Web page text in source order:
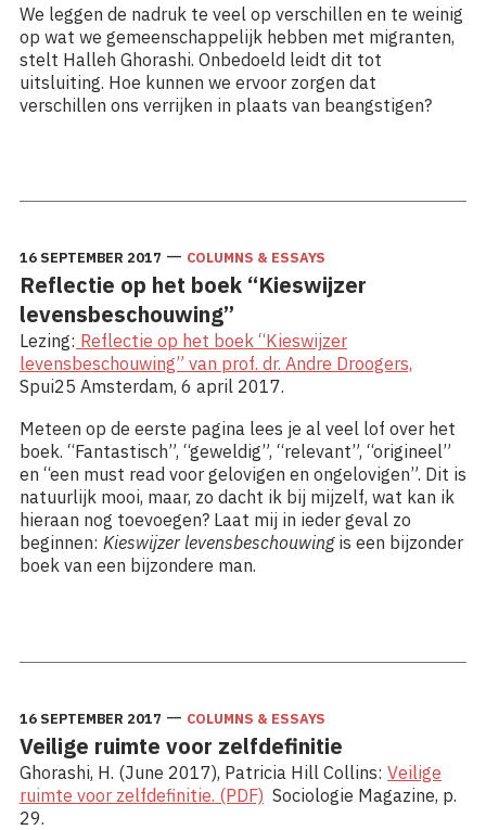
We leggen de nadruk te veel op verschillen en te weinig
op wat we gemeenschappelijk hebben met migranten,
stelt Halleh Ghorashi. Onbedoeld leidt dit tot
uitsluiting. Hoe kunnen we ervoor zorgen dat
verschillen ons verrijken in plaats van beangstigen?
16 SEPTEMBER 2017 — COLUMNS & ESSAYS
Reflectie op het boek “Kieswijzer
levensbeschouwing”
Lezing: Reflectie op het boek “Kieswijzer
levensbeschouwing” van prof. dr. Andre Droogers,
Spui25 Amsterdam, 6 april 2017.
Meteen op de eerste pagina lees je al veel lof over het
boek. “Fantastisch”, “geweldig”, “relevant”, “origineel”
en “een must read voor gelovigen en ongelovigen”. Dit is
natuurlijk mooi, maar, zo dacht ik bij mijzelf, wat kan ik
hieraan nog toevoegen? Laat mij in ieder geval zo
beginnen: Kieswijzer levensbeschouwingis een bijzonder
boek van een bijzondere man.
16 SEPTEMBER 2017 — COLUMNS & ESSAYS
Veilige ruimte voor zelfdefinitie
Ghorashi, H. (June 2017), Patricia Hill Collins: Veilige
ruimte voor zelfdefinitie. (PDF) Sociologie Magazine, p.
29.